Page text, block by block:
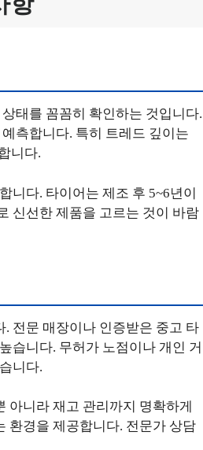
태를 꼼꼼히 확인하는 것입니다.
측합니다. 특히 트레드 깊이는
니다.
니다. 타이어는 제조 후 5~6년이
신선한 제품을 고르는 것이 바람
전문 매장이나 인증받은 중고 타
습니다. 무허가 노점이나 개인 거
니다.
니라 재고 관리까지 명확하게
환경을 제공합니다. 전문가 상담